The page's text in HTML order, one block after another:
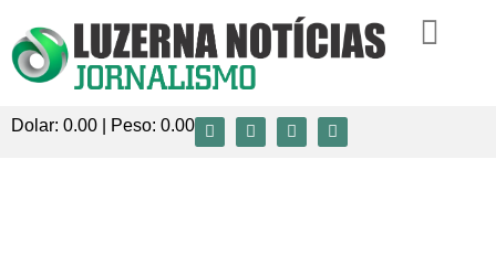
Dolar: 0.00 | Peso: 0.00